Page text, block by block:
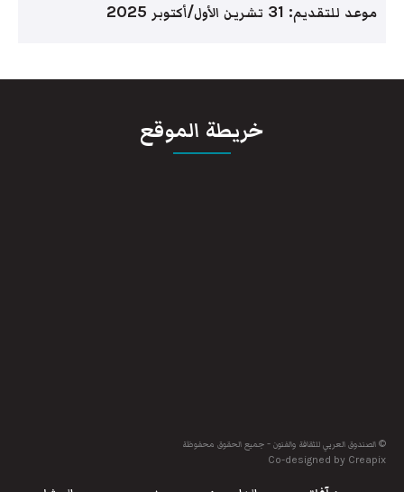
موعد للتقديم: 31 تشرين الأول/أكتوبر 2025
خريطة الموقع
© الصندوق العربي للثقافة والفنون - جميع الحقوق محفوظة
Co-designed by Creapix